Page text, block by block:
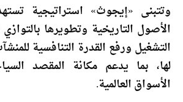
وتتبنى «إيجوث» استراتيجية
الأصول التاريخية وتطويرها
التشغيل ورفع القدرة التنافسية
لها، بما يدعم مكانة المقصد
الأسواق العالمية.